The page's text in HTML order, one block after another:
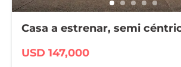
Casa a estrenar, semi
USD 147,000